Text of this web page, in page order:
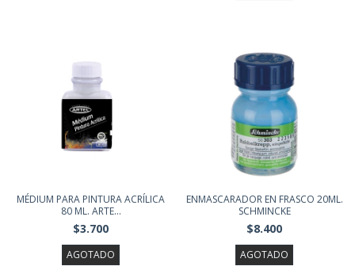
MÉDIUM PARA PINTURA ACRÍLICA
80 ML. ARTE...
$3.700
AGOTADO
ENMASCARADOR EN FRASCO 20ML.
SCHMINCKE
$8.400
AGOTADO